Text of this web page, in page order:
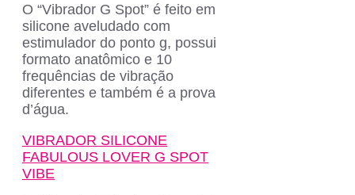
O “Vibrador G Spot” é feito em
silicone aveludado com
estimulador do ponto g, possui
formato anatômico e 10
frequências de vibração
diferentes e também é a prova
d’água.
VIBRADOR SILICONE
FABULOUS LOVER G SPOT
VIBE